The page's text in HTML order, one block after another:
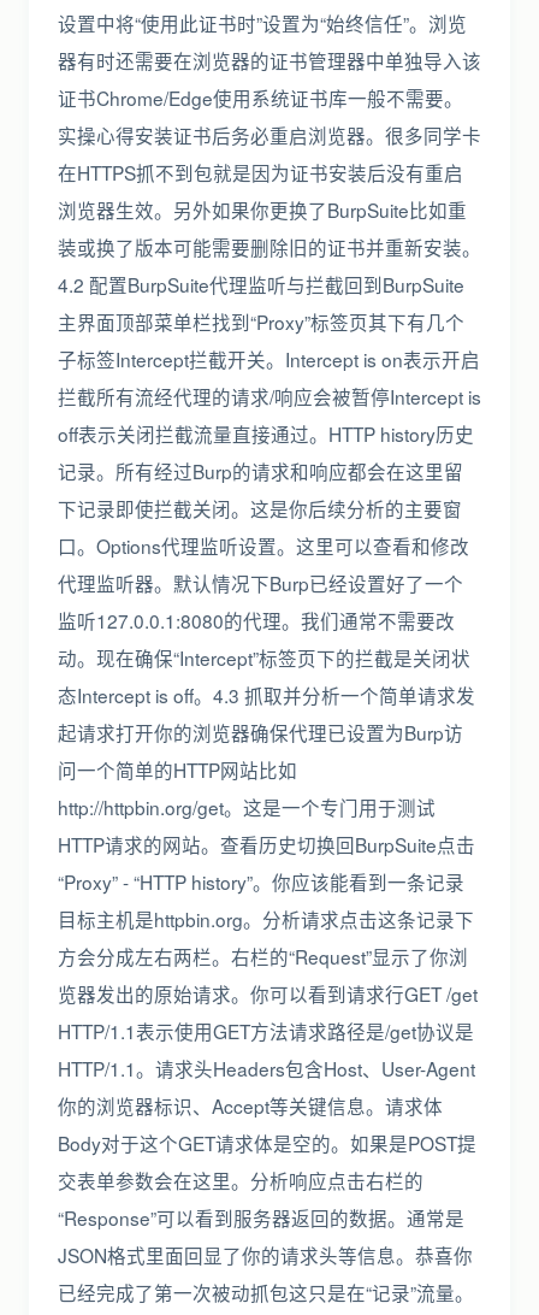
设置中将“使用此证书时”设置为“始终信任”。浏览
器有时还需要在浏览器的证书管理器中单独导入该
证书Chrome/Edge使用系统证书库一般不需要。
实操心得安装证书后务必重启浏览器。很多同学卡
在HTTPS抓不到包就是因为证书安装后没有重启
浏览器生效。另外如果你更换了BurpSuite比如重
装或换了版本可能需要删除旧的证书并重新安装。
4.2 配置BurpSuite代理监听与拦截回到BurpSuite
主界面顶部菜单栏找到“Proxy”标签页其下有几个
子标签Intercept拦截开关。Intercept is on表示开启
拦截所有流经代理的请求/响应会被暂停Intercept is
off表示关闭拦截流量直接通过。HTTP history历史
记录。所有经过Burp的请求和响应都会在这里留
下记录即使拦截关闭。这是你后续分析的主要窗
口。Options代理监听设置。这里可以查看和修改
代理监听器。默认情况下Burp已经设置好了一个
监听127.0.0.1:8080的代理。我们通常不需要改
动。现在确保“Intercept”标签页下的拦截是关闭状
态Intercept is off。4.3 抓取并分析一个简单请求发
起请求打开你的浏览器确保代理已设置为Burp访
问一个简单的HTTP网站比如
http://httpbin.org/get。这是一个专门用于测试
HTTP请求的网站。查看历史切换回BurpSuite点击
“Proxy” - “HTTP history”。你应该能看到一条记录
目标主机是httpbin.org。分析请求点击这条记录下
方会分成左右两栏。右栏的“Request”显示了你浏
览器发出的原始请求。你可以看到请求行GET /get
HTTP/1.1表示使用GET方法请求路径是/get协议是
HTTP/1.1。请求头Headers包含Host、User-Agent
你的浏览器标识、Accept等关键信息。请求体
Body对于这个GET请求体是空的。如果是POST提
交表单参数会在这里。分析响应点击右栏的
“Response”可以看到服务器返回的数据。通常是
JSON格式里面回显了你的请求头等信息。恭喜你
已经完成了第一次被动抓包这只是在“记录”流量。